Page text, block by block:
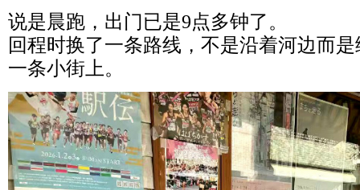
说是晨跑，出门已是9点多钟了。
回程时换了一条路线，不是沿着河边而
一条小街上。